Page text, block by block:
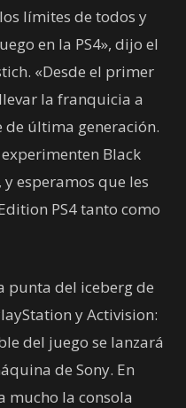
límites de todos y
en la PS4», dijo el
«Desde el primer
la franquicia a
de última generación.
Black
esperamos que les
PS4 tanto como
punta del iceberg de
y Activision:
del juego se lanzará
de Sony. En
mucho la consola